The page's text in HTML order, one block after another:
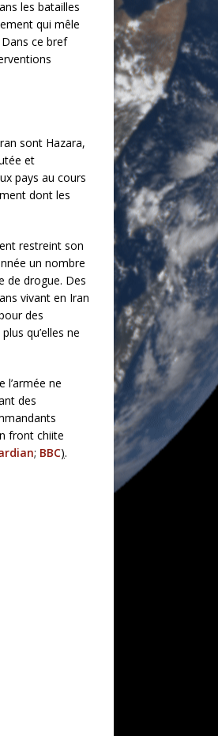
les batailles
qui mêle
ce bref
sont Hazara,
et
pays au cours
dont les
restreint son
un nombre
de drogue. Des
vivant en Iran
des
qu’elles ne
l’armée ne
des
front chiite
; BBC).